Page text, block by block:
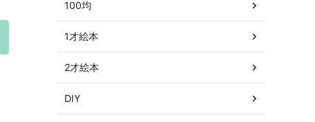
100均
1才絵本
2才絵本
DIY